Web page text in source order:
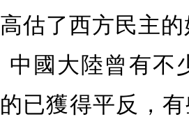
高估了西方民主
中國大陸曾有不
的已獲得平反，